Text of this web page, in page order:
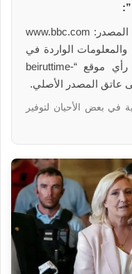
تم جلب هذا المحتوى بشكل آلي من المصدر: www.bbc.com
والمعلومات الواردة في
هذا المقال لا تعبر بالضرورة عن رأي موقع “beiruttime-
في بعض الأحيان لتوفير